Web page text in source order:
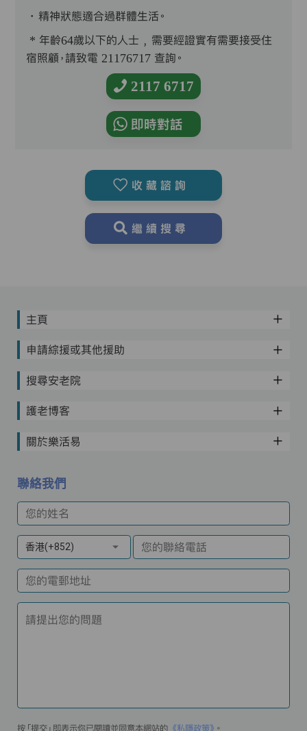
．精神狀態適合過群體生活。
* 年齡64歲以下的人士﹐需要經證實有需要接受住
宿照顧，請致電 21176717 查詢。
2117 6717
即時對話
收藏諮詢
繼續搜尋
主頁
申請綜援或其他援助
搜尋安老院
護老博客
關於樂活易
聯絡我們
您的姓名
香港(+852) 您的聯絡電話
您的電郵地址
請提出您的問題
按「提交」即表示你已閱讀並同意本網站的 《私隱政策》 。